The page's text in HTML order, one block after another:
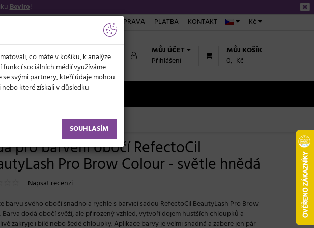
Beviro!
Kč
DOPRAVA PLATBA KONTAKT
MŮJ KOŠÍK
0,- Kč
MŮJ ÚČET
Přihlášení
Pro Brow Colour - světle hnědá
pro barvení obočí RefectoCil
Pro Brow Colour - světle hnědá
Napsat recenzi
barvu svého obočí snadno a rychle s barvicí sadou RefectoCil BeautyLash Pro Brow
Barva dodá obočí svěží, ale přirozený vzhled, vytvoří dojem hustších chloupků a
zakryje i bílé nebo šedé chloupky. Aplikace barvy je velmi snadná a zabere jen pár
co máte v košíku, k analýze
sociálních médií využíváme
svými partnery, kteří údaje mohou
které získali v důsledku
SOUHLASÍM